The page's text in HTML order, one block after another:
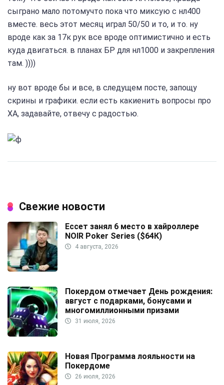
сыграно мало потомучто пока что миксую с нл400
вместе. весь этот месяц играл 50/50 и то, и то. ну
вроде как за 17к рук все вроде оптимистично и есть
куда двигаться. в планах БР для нл1000 и закрепления
там. ))))
ну вот вроде бы и все, в следущем посте, запощу
скрины и графики. если есть какиенить вопросы про
ХА, задавайте, отвечу с радостью.
Свежие новости
Ессет занял 6 место в хайроллере
NOIR Poker Series ($64К)
4 августа, 2026
Покердом отмечает День рождения:
август с подарками, бонусами и
многомиллионными призами
31 июля, 2026
Новая Программа лояльности на
Покердоме
26 июля, 2026